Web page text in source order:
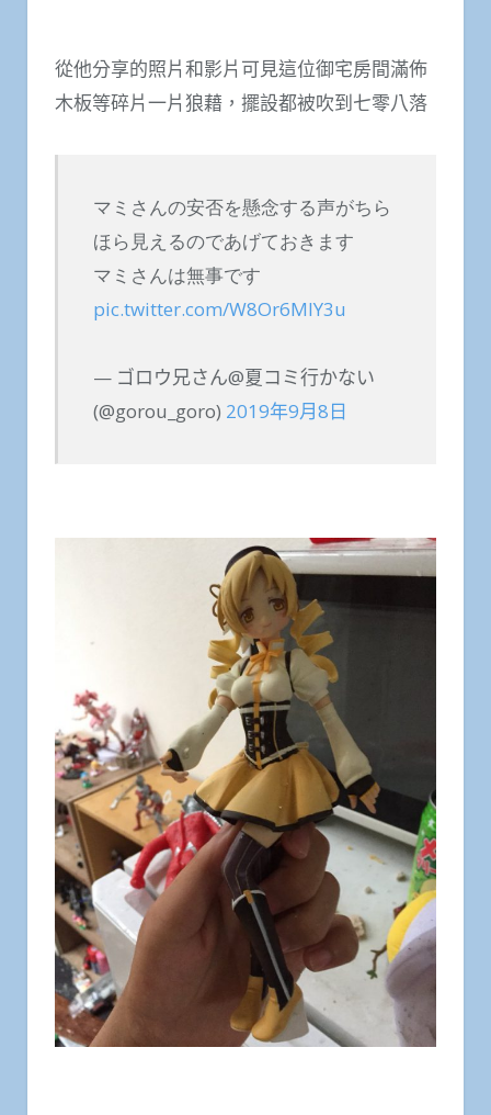
從他分享的照片和影片可見這位御宅房間滿佈
木板等碎片一片狼藉，擺設都被吹到七零八落
マミさんの安否を懸念する声がちら
ほら見えるのであげておきます
マミさんは無事です
pic.twitter.com/W8Or6MlY3u
— ゴロウ兄さん@夏コミ行かない
(@gorou_goro) 2019年9月8日